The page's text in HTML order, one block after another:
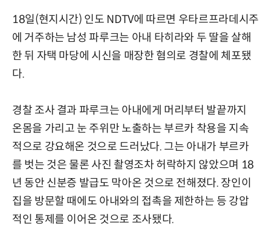
18일(현지시간) 인도 NDTV에 따르면 우타르프라데시주
에 거주하는 남성 파루크는 아내 타히라와 두 딸을 살해
한 뒤 자택 마당에 시신을 매장한 혐의로 경찰에 체포됐
다.
경찰 조사 결과 파루크는 아내에게 머리부터 발끝까지
온몸을 가리고 눈 주위만 노출하는 부르카 착용을 지속
적으로 강요해온 것으로 드러났다. 그는 아내가 부르카
를 벗는 것은 물론 사진 촬영조차 허락하지 않았으며 18
년 동안 신분증 발급도 막아온 것으로 전해졌다. 장인이
집을 방문할 때에도 아내와의 접촉을 제한하는 등 강압
적인 통제를 이어온 것으로 조사됐다.